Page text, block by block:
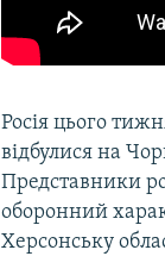
Росія цього
відбулися на
Представники
оборонний
Херсонську